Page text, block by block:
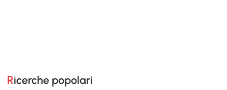
Ricerche popolari